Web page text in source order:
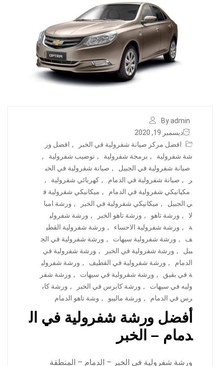
By admin
ديسمبر 19, 2020
افضل مركز صيانة شفرولية في الخبر
, افضل ور
شة شفرولية
, برمجة شفرولية , توضيب شفرولية
,
صيانة شفرولية في الجبيل
, صيانة شفرولية في الخب
ر
, صيانة شفرولية في الدمام , كهربائي شفرولية
,
مكيانيكي شفرولية في الدمام
, ميكانيكي شفرولية ف
ي الجبيل
, ميكانيكي شفرولية في الخبر , ورشة امبا
لا
, ورشة تاهو , ورشة تاهو الخبر , ورشة شفرولي
ة
, ورشة شفرولية الاحساء , ورشة شفرولية القطي
ف
, ورشة شفرولية سيهات , ورشة شفرولية في الج
بيل
, ورشة شفرولية في الخبر , ورشة شفرولية في
الدمام
, ورشة شفرولية في القطيف , ورشة شفرولي
ة في بقيق
, ورشة شفرولية في سيهات , ورشة شفر
وليه في سيهات
, ورشة كابرس في الخبر , ورشة كاب
رس في الدمام
, ورشة ماليبو , وشة تاهو الدمام
أفضل ورشة شفرولية في ال
دمام – الخبر
ورشة شفرولية في الخبر – الدمام – المنطقة